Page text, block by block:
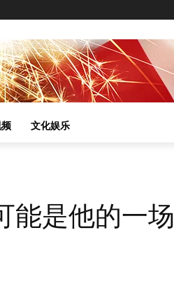
文化娱乐
能是他的一场